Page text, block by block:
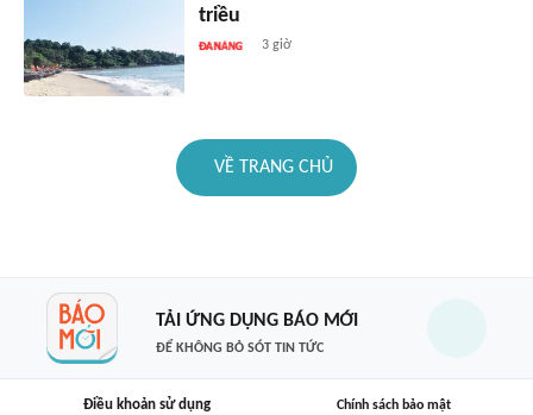
triều
3 giờ
VỀ TRANG CHỦ
TẢI ỨNG DỤNG BÁO MỚI
ĐỂ KHÔNG BỎ SÓT TIN TỨC
Điều khoản sử dụng Chính sách bảo mật